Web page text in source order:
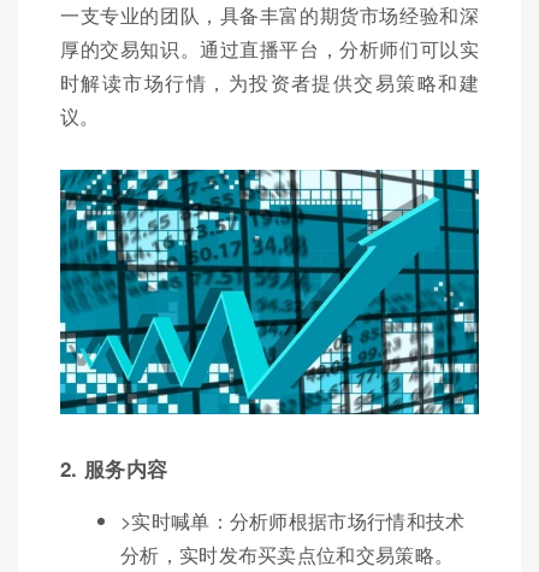
一支专业的团队，具备丰富的期货市场经验和深
厚的交易知识。通过直播平台，分析师们可以实
时解读市场行情，为投资者提供交易策略和建
议。
2. 服务内容
>实时喊单：分析师根据市场行情和技术
分析，实时发布买卖点位和交易策略。